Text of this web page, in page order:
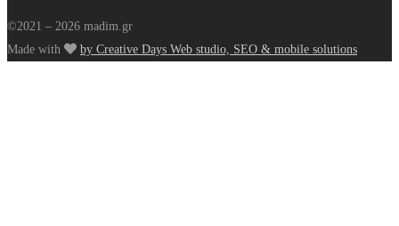
©2021 – 2026 madim.gr
Made with
by Creative Days Web studio, SEO & mobile solutions